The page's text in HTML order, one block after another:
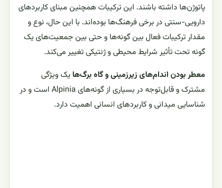
پاتوژن‌ها داشته باشند. این ترکیبات همچنین مبنای کاربردهای
دارویی-سنتی در برخی فرهنگ‌ها بوده‌اند. با این حال، نوع و
مقدار ترکیبات فعال بین گونه‌ها و حتی بین جمعیت‌های یک
گونه تحت تأثیر شرایط محیطی و ژنتیکی تغییر می‌کند.
معطر بودن اندام‌های زیرزمینی و گاه برگ‌ها یک ویژگی
مشترک و قابل‌توجه در بسیاری از گونه‌های Alpinia است و در
شناسایی میدانی و کاربردهای انسانی اهمیت دارد.